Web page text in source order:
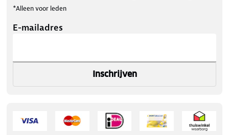
*Alleen voor leden
E-mailadres
Inschrijven